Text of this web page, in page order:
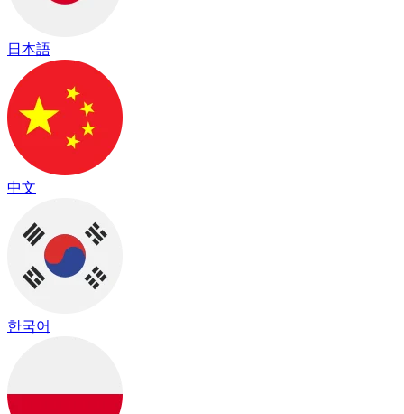
日本語
中文
한국어